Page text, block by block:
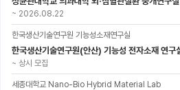
~ 2026.08.22
한국생산기술연구원 기능성소재연구실
한국생산기술연구원(안산) 기능성 전자소재 연구
~ 상시 모집
세종대학교 Nano-Bio Hybrid Material Lab